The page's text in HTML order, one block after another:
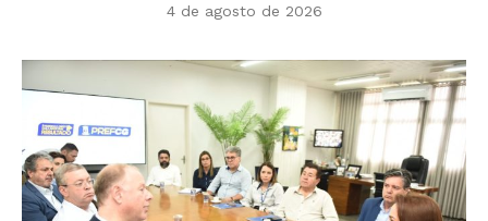
4 de agosto de 2026